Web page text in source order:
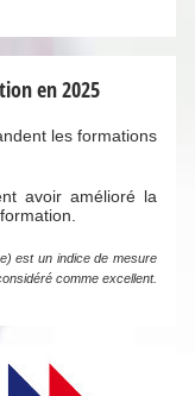
en 2025
les formations
avoir amélioré la
est un indice de mesure
comme excellent.